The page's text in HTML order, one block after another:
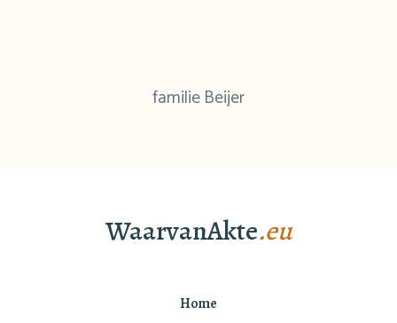
familie Beijer
WaarvanAkte.eu
Home